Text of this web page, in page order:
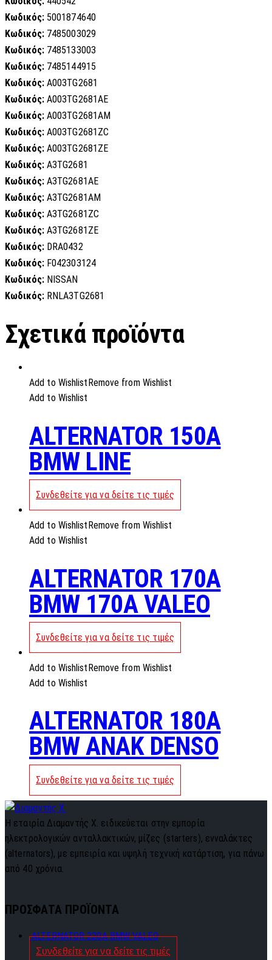
Κωδικός: 5001874640
Κωδικός: 7485003029
Κωδικός: 7485133003
Κωδικός: 7485144915
Κωδικός: A003TG2681
Κωδικός: A003TG2681AE
Κωδικός: A003TG2681AM
Κωδικός: A003TG2681ZC
Κωδικός: A003TG2681ZE
Κωδικός: A3TG2681
Κωδικός: A3TG2681AE
Κωδικός: A3TG2681AM
Κωδικός: A3TG2681ZC
Κωδικός: A3TG2681ZE
Κωδικός: DRA0432
Κωδικός: F042303124
Κωδικός: NISSAN
Κωδικός: RNLA3TG2681
Σχετικά προϊόντα
Add to Wishlist Remove from Wishlist
Add to Wishlist
ALTERNATOR 150A
BMW LINE
Συνδεθείτε για να δείτε τις τιμές
Add to Wishlist Remove from Wishlist
Add to Wishlist
ALTERNATOR 170A
BMW 170A VALEO
Συνδεθείτε για να δείτε τις τιμές
Add to Wishlist Remove from Wishlist
Add to Wishlist
ALTERNATOR 180A
BMW ANAK DENSO
Συνδεθείτε για να δείτε τις τιμές
Η εταιρία Διαμαντής Χ. ειδικεύεται στην εμπορία
ηλεκτρολογικών ανταλλακτικών, μίζες (starters), ενναλάκτες
(alternators), με εμπειρία και υψηλή τεχνική κατάρτιση, για πάνω
από 40 χρόνια.
ΠΡΟΣΦΑΤΑ ΠΡΟΪΟΝΤΑ
ALTERNATOR 220A BMW VALEO
Συνδεθείτε για να δείτε τις τιμές